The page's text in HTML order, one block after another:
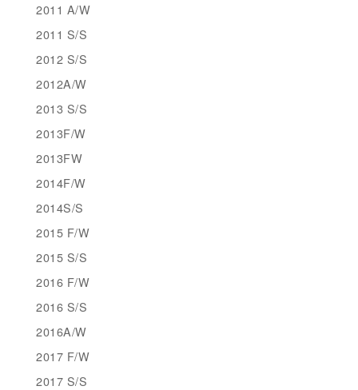
2011 A/W
2011 S/S
2012 S/S
2012A/W
2013 S/S
2013F/W
2013FW
2014F/W
2014S/S
2015 F/W
2015 S/S
2016 F/W
2016 S/S
2016A/W
2017 F/W
2017 S/S